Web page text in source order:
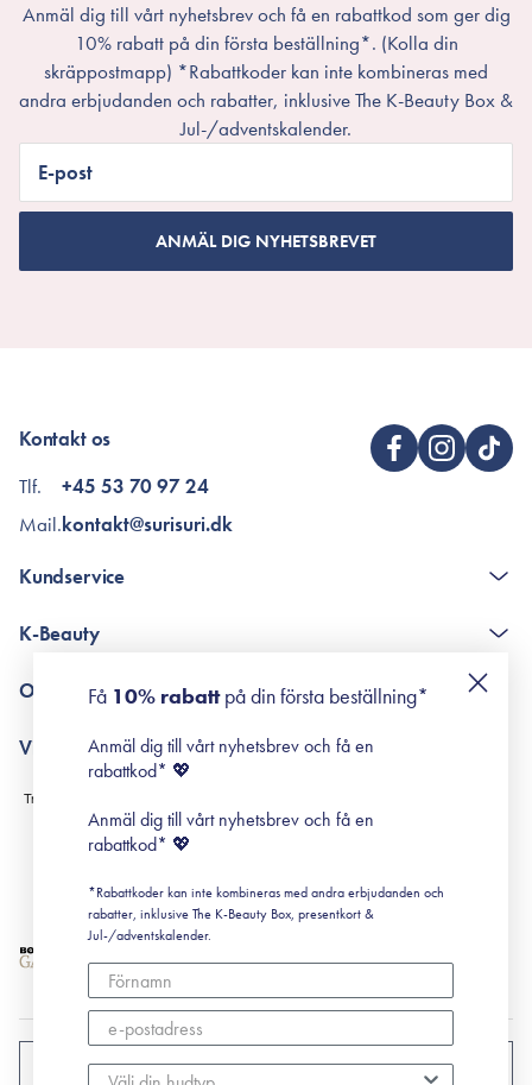
Anmäl dig till vårt nyhetsbrev och få en rabattkod som ger dig
10% rabatt på din första beställning*. (Kolla din
skräppostmapp) *Rabattkoder kan inte kombineras med
andra erbjudanden och rabatter, inklusive The K-Beauty Box &
Jul-/adventskalender.
E-post
ANMÄL DIG NYHETSBREVET
Kontakt os
Tlf.
Mail.
+45 53 70 97 24
kontakt@surisuri.dk
Kundservice
Poängshop - frågor och svar
K-Beauty
Retinol för nybörjare
Om Surisuri
Black Friday
Villkor
Leverans & Retur
Köpvillkor
Prenumerationsvillkor
Cookiepolicy
SVERIGE
Få 10% rabattpå din första beställning*
Anmäl dig till vårt nyhetsbrev och få en
rabattkod* 💖
Anmäl dig till vårt nyhetsbrev och få en
rabattkod* 💖
*Rabattkoder kan inte kombineras med andra erbjudanden och
rabatter, inklusive The K-Beauty Box, presentkort &
Jul-/adventskalender.